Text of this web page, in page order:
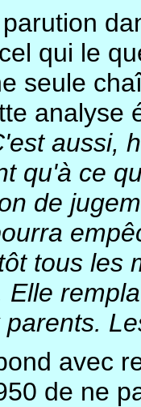
qui le
seule
analyse
aussi,
qu'à ce
de
tous les
Elle
avec
de ne